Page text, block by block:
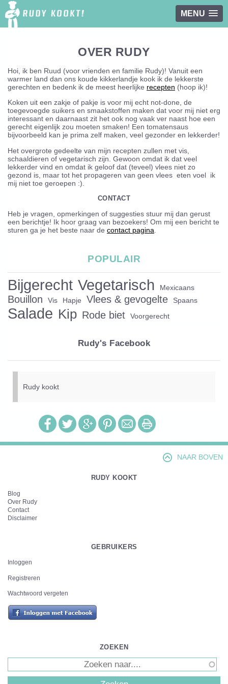
MENU
OVER RUDY
Hoi, ik ben Ruud (voor vrienden en familie Rudy)! Vanuit een
warmer land dan ons koude kikkerlandje kook ik de lekkerste
gerechten en bedenk ik de meest heerlijke recepten (hoop ik)!
Koken uit een zakje of pakje is voor mij echt not-done, de
toegevoegde suikers en smaakstoffen maken dat voor mij niet erg
interessant en daarnaast zit het ook nog vaak ver naast hoe een
gerecht eigenlijk zou moeten smaken! Een tomatensaus
bijvoorbeeld kan je prima zelf maken, veel gezonder en lekkerder!
Het overgrote gedeelte van mijn recepten zullen met vis,
schaaldieren of vegetarisch zijn. Gewoon omdat ik dat veel
lekkerder vind en omdat ik geloof dat (teveel) vlees niet zo
gezond is, maar tot het propageren van geen vlees eten voel ik
mij niet toe geroepen :).
CONTACT
Heb je vragen, opmerkingen of suggesties stuur mij dan gerust
een berichtje! Ik hoor graag van bezoekers! Om mij een bericht te
sturen ga je het beste naar de contact pagina
POPULAIR
Bijgerecht Vegetarisch Mexicaans
Bouillon Vis Hapje Vlees & gevogelte Spaans
Salade Kip Rode biet Voorgerecht
Rudy's Facebook
Rudy kookt
NAAR BOVEN
RUDY KOOKT
Blog
Over Rudy
Contact
Disclaimer
GEBRUIKERS
Inloggen
Registreren
Wachtwoord vergeten
ZOEKEN
ZOEKVELD